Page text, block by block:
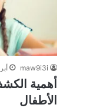
maw9i3i أبريل
أهمية
الأطفال